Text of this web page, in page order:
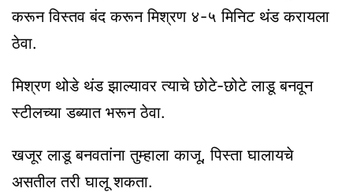
करून विस्तव बंद करून मिश्रण ४-५ मिनिट थंड करायला
ठेवा.
मिश्रण थोडे थंड झाल्यावर त्याचे छोटे-छोटे लाडू बनवून
स्टीलच्या डब्यात भरून ठेवा.
खजूर लाडू बनवतांना तुम्हाला काजू, पिस्ता घालायचे
असतील तरी घालू शकता.